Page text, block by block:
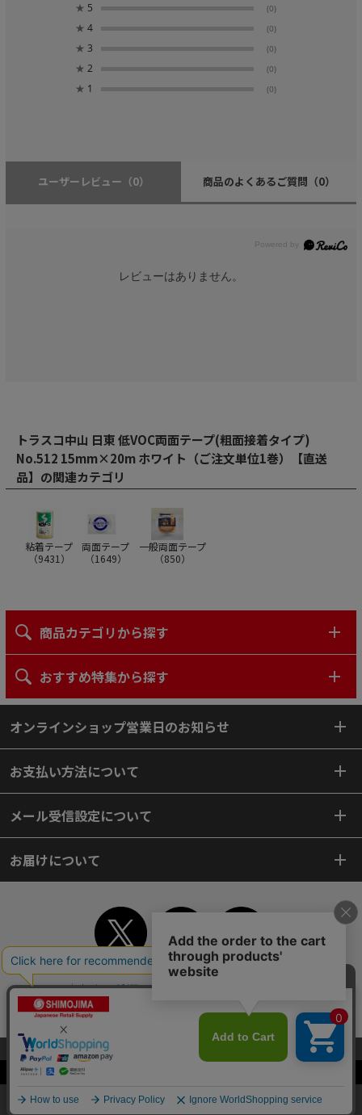
当サイトはクッキー（Cookie）を使用しています。Cookieの使用に同意いた
だける場合は「OK」をクリックしてください。
OK
★ 5 (0)
★ 4 (0)
★ 3 (0)
★ 2 (0)
★ 1 (0)
ユーザーレビュー （0） 商品のよくあるご質問 （0）
レビューはありません。
トラスコ中山 日東 低VOC両面テープ(粗面接着タイプ)
No.512 15mm×20m ホワイト（ご注文単位1巻）【直送
品】の関連カテゴリ
粘着テープ
（9431）
両面テープ
（1649）
一般両面テープ
（850）
商品カテゴリから探す
おすすめ特集から探す
オンラインショップ営業日のお知らせ
お支払い方法について
メール受信設定について
お届けについて
TOP 初めてご利用のお客様へ
個人情報保護方針
よくあるご質問
お問い合わせ
ピンポイントサーチ
サイトマップ
WEBカタログ 英語版TOP
Copyright© 2018 SHIMOJIMA Co.,Ltd. All Rights Reserved.